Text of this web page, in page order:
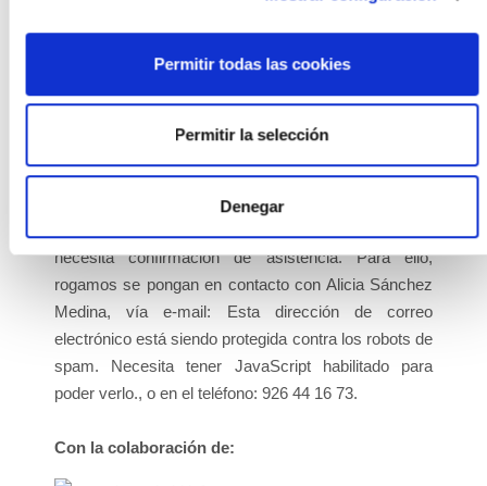
Permitir todas las cookies
Permitir la selección
Denegar
asistentes que lo deseen, se podrá realizar una visita
a las instalaciones de ISFOC, incluyendo la planta
fotovoltaica de concentración de 800kW y
necesita confirmación de asistencia. Para ello,
rogamos se pongan en contacto con Alicia Sánchez
Medina, vía e-mail: Esta dirección de correo
electrónico está siendo protegida contra los robots de
spam. Necesita tener JavaScript habilitado para
poder verlo., o en el teléfono: 926 44 16 73.
Con la colaboración de: